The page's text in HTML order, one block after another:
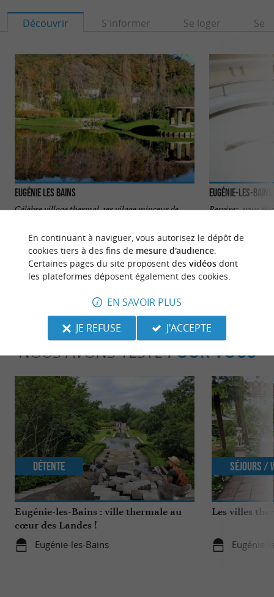
Découvrir S'informer Se loger Se
Eugénie Les Bains
Célèbre village thermal, 1er vilage minceur de
promenades autour des ...
Eugénie-les-Bains
Eugénie-les-Bains
Respirez, vous
tout est ...
207 m -
NOUS AVONS TESTÉPOUR VOUS
Eugénie-les-Bains : ville thermale au
cœur des Landes !
Eugénie-les-Bains
Détente
Les villes
Eugénie-
Séjours /
En continuant à naviguer, vous autorisez le dépôt de
cookies tiers à des fins de mesure d'audience.
Certaines pages du site proposent des vidéosdont
les plateformes déposent également des cookies.
EN SAVOIR PLUS
JE REFUSE
J'ACCEPTE